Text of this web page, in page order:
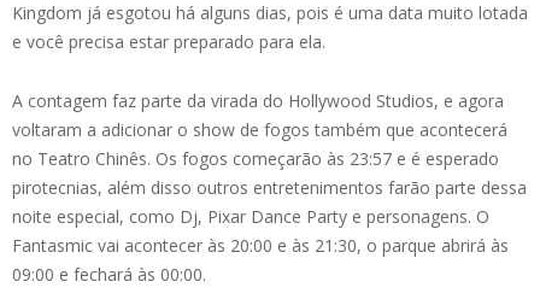
Kingdom já esgotou há alguns dias, pois é uma data muito lotada
e você precisa estar preparado para ela.
A contagem faz parte da virada do Hollywood Studios, e agora
voltaram a adicionar o show de fogos também que acontecerá
no Teatro Chinês. Os fogos começarão às 23:57 e é esperado
pirotecnias, além disso outros entretenimentos farão parte dessa
noite especial, como Dj, Pixar Dance Party e personagens. O
Fantasmic vai acontecer às 20:00 e às 21:30, o parque abrirá às
09:00 e fechará às 00:00.